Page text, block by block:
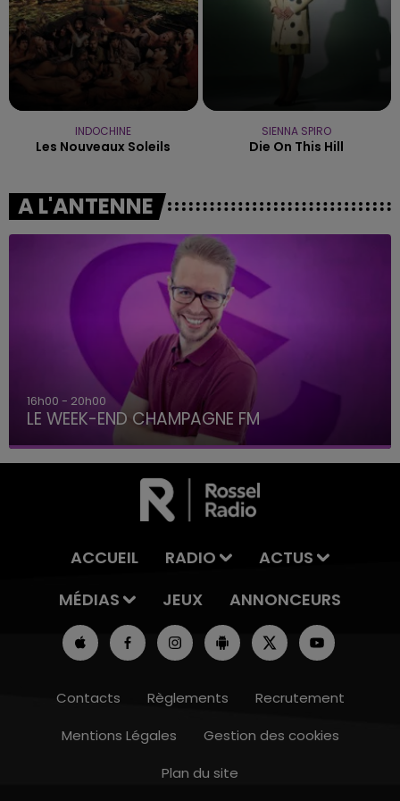
7h00 - 12h00
INDOCHINE
Les Nouveaux Soleils
SIENNA SPIRO
Die On This Hill
A L'ANTENNE
16h00 - 20h00
LE WEEK-END CHAMPAGNE FM
ACCUEIL RADIO
ACTUS
MÉDIAS
JEUX ANNONCEURS
Contacts Règlements
Recrutement
Mentions Légales
Gestion des cookies
Plan du site